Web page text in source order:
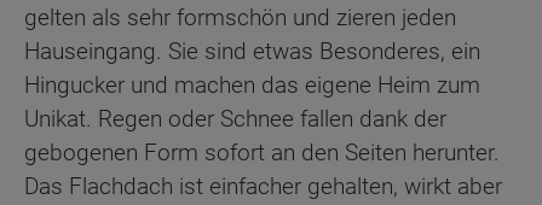
gelten als sehr formschön und zieren jeden
Hauseingang. Sie sind etwas Besonderes, ein
Hingucker und machen das eigene Heim zum
Unikat. Regen oder Schnee fallen dank der
gebogenen Form sofort an den Seiten herunter.
Das Flachdach ist einfacher gehalten, wirkt aber